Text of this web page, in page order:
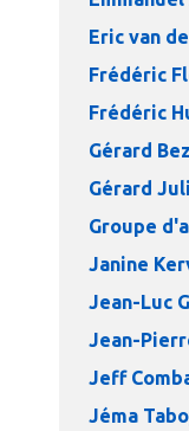
Eric van
Frédéric
Frédéric
Gérard
Gérard
Groupe
Janine
Jean-Luc
Jean-
Jeff
Jéma